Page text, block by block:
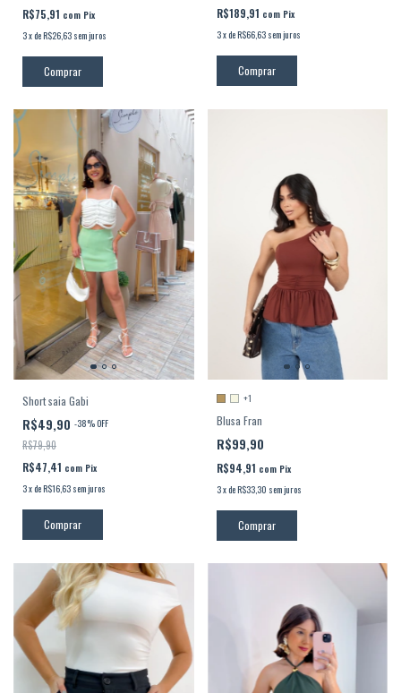
R$75,91 com Pix
3xdeR$26,63 sem juros
Comprar
R$189,91 com Pix
3xdeR$66,63 sem juros
Comprar
Short saia Gabi
R$49,90 -38%OFF
R$79,90
R$47,41 com Pix
3xdeR$16,63 sem juros
Comprar
+1
Blusa Fran
R$99,90
R$94,91 com Pix
3xdeR$33,30 sem juros
Comprar